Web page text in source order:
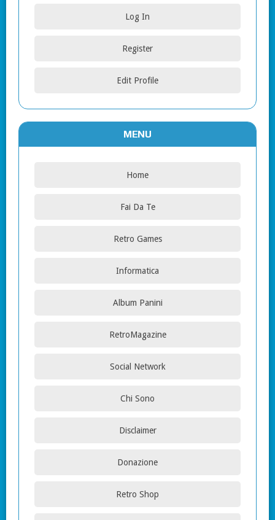
Log In
Register
Edit Profile
MENU
Home
Fai Da Te
Retro Games
Informatica
Album Panini
RetroMagazine
Social Network
Chi Sono
Disclaimer
Donazione
Retro Shop